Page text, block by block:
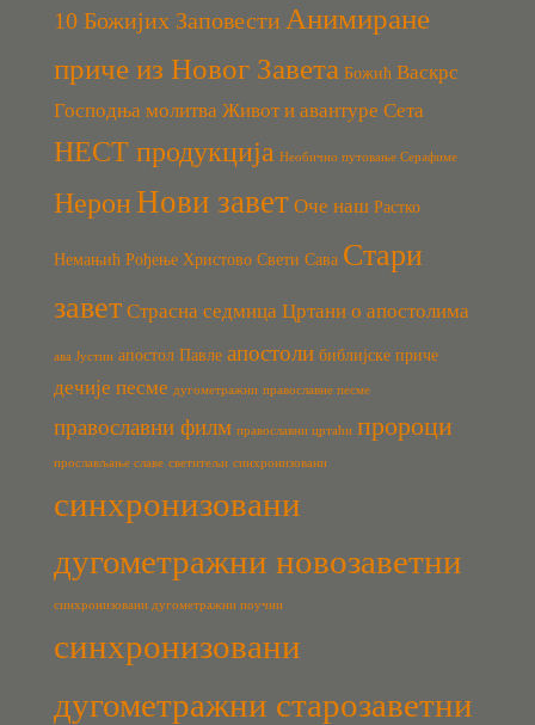
10 Божијих Заповести Анимиране
приче из Новог Завета Божић Васкрс
Господња молитва Живот и авантуре Сета
НЕСТ продукција Необично путовање Серафиме
Нерон Нови завет Оче наш Растко
Немањић Рођење Христово Свети Сава Стари
завет Страсна седмица Цртани о апостолима
ава Јустин апостол Павле апостоли библијске приче
дечије песме дугометражни православне песме
православни филм православни цртаћи пророци
прослављање славе светитељи синхронизовани
синхронизовани
дугометражни новозаветни
синхронизовани дугометражни поучни
синхронизовани
дугометражни старозаветни